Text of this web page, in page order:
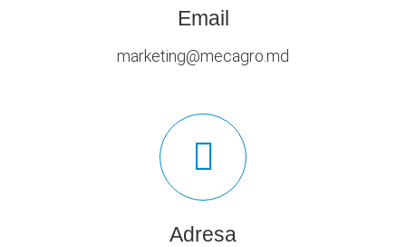
Email
marketing@mecagro.md
Adresa